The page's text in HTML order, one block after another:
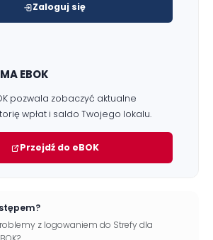
Zaloguj się
EBOK
pozwala zobaczyć aktualne
wpłat i saldo Twojego lokalu.
Przejdź do eBOK
z logowaniem do Strefy dla
lub uwagę
ulepszenia.
blokachzgłaszaj telefonicznie.